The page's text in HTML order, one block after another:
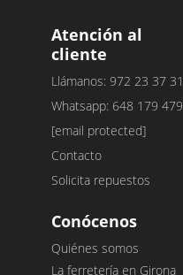
Atención al
cliente
Llámanos: 972 23 37 31
Whatsapp: 648 179 479
[email protected]
Contacto
Solicita repuestos
Conócenos
Quiénes somos
La ferretería en Girona